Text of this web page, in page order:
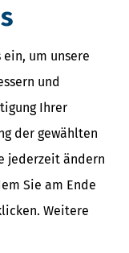
um unsere
und
Ihrer
der gewählten
jederzeit ändern
Sie am Ende
Weitere
Absenden